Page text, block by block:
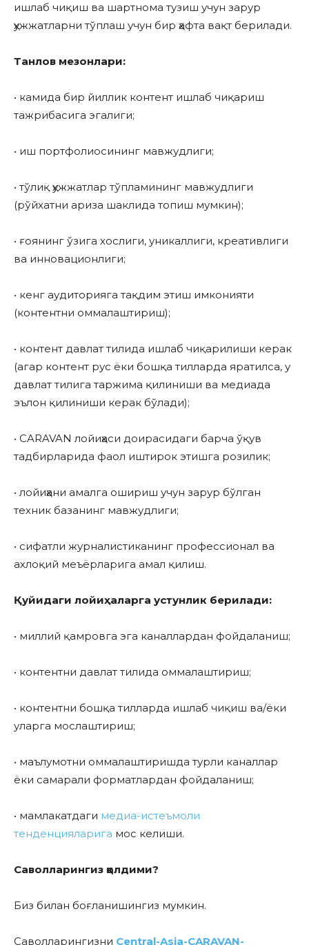
ишлаб чиқиш ва шартнома тузиш учун зарур
ҳужжатларни тўплаш учун бир ҳафта вақт берилади.
Танлов мезонлари:
• камида бир йиллик контент ишлаб чиқариш
тажрибасига эгалиги;
• иш портфолиосининг мавжудлиги;
• тўлиқ ҳужжатлар тўпламининг мавжудлиги
(рўйхатни ариза шаклида топиш мумкин);
• ғоянинг ўзига хослиги, уникаллиги, креативлиги
ва инновационлиги;
• кенг аудиторияга тақдим этиш имконияти
(контентни оммалаштириш);
• контент давлат тилида ишлаб чиқарилиши керак
(агар контент рус ёки бошқа тилларда яратилса, у
давлат тилига таржима қилиниши ва медиада
эълон қилиниши керак бўлади);
• CARAVAN лойиҳаси доирасидаги барча ўқув
тадбирларида фаол иштирок этишга розилик;
• лойиҳани амалга ошириш учун зарур бўлган
техник базанинг мавжудлиги;
• сифатли журналистиканинг профессионал ва
ахлоқий меъёрларига амал қилиш.
Қуйидаги лойиҳаларга устунлик берилади:
• миллий қамровга эга каналлардан фойдаланиш;
• контентни давлат тилида оммалаштириш;
• контентни бошқа тилларда ишлаб чиқиш ва/ёки
уларга мослаштириш;
• маълумотни оммалаштиришда турли каналлар
ёки самарали форматлардан фойдаланиш;
• мамлакатдаги медиа-истеъмоли
тенденцияларига мос келиши.
Саволларингиз қолдими?
Биз билан боғланишингиз мумкин.
Саволларингизни Central-Asia-CARAVAN-